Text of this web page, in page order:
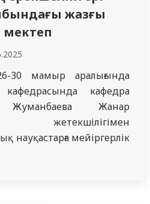
жазғы
мектеп
30 мамыр аралығында
кафедрасында кафедра
Жуманбаева Жанар
жетекшілігімен
науқастарға мейіргерлік
жазғы мектеп сәтті